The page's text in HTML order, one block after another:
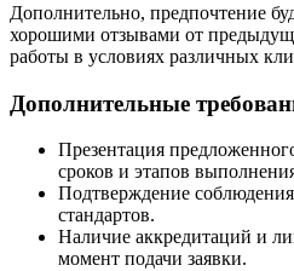
Дополнительно, предпочтение
хорошими отзывами от
работы в условиях различных
Дополнительные
Презентация
сроков и этапов
Подтверждение
стандартов.
Наличие аккредитаций и
момент подачи заявки.